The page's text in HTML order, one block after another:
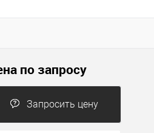
по запросу
Запросить цену